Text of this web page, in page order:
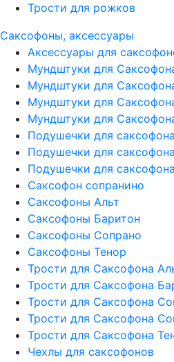
Трости для рожков
Саксофоны, аксессуары
Аксессуары для
Мундштуки для
Мундштуки для
Мундштуки для
Мундштуки для
Подушечки для
Подушечки для
Подушечки для
Саксофон сопранино
Саксофоны Альт
Саксофоны Баритон
Саксофоны Сопрано
Саксофоны Тенор
Трости для Саксофона
Трости для Саксофона
Трости для Саксофона
Трости для Саксофона
Трости для Саксофона
Чехлы для саксофонов